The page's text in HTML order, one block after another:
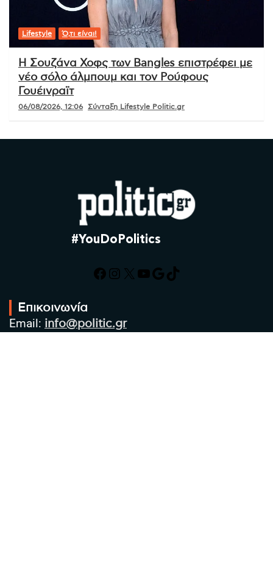
Lifestyle Ό,τι είναι!
Η Σουζάνα Χοφς των Bangles επιστρέφει με
νέο σόλο άλμπουμ και τον Ρούφους
Γουέινραϊτ
06/08/2026, 12:06 Σύνταξη Lifestyle Politic.gr
#YouDoPolitics
Facebook
Instagram
X YouTube
Google
TikTok
Επικοινωνία
Email: info@politic.gr